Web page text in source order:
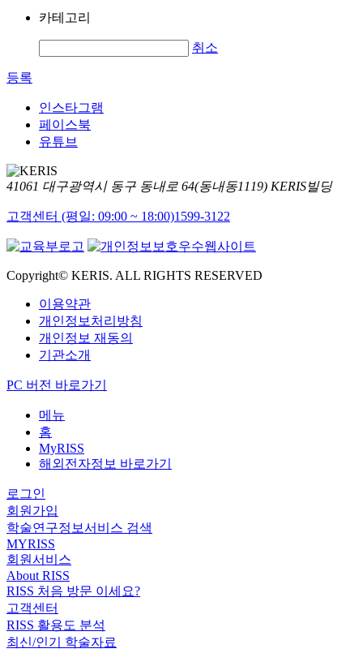
카테고리
취소
등록
인스타그램
페이스북
유튜브
41061 대구광역시 동구 동내로 64(동내동1119) KERIS빌딩
고객센터 (평일: 09:00 ~ 18:00)1599-3122
Copyright© KERIS. ALL RIGHTS RESERVED
이용약관
개인정보처리방침
개인정보 재동의
기관소개
PC 버전 바로가기
메뉴
홈
MyRISS
해외전자정보 바로가기
로그인
회원가입
학술연구정보서비스 검색
MYRISS
회원서비스
About RISS
RISS 처음 방문 이세요?
고객센터
RISS 활용도 분석
최신/인기 학술자료